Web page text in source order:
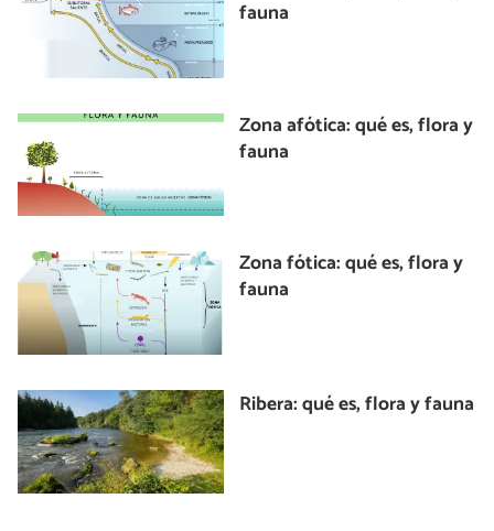
fauna
Zona afótica: qué es, flora y
fauna
Zona fótica: qué es, flora y
fauna
Ribera: qué es, flora y fauna